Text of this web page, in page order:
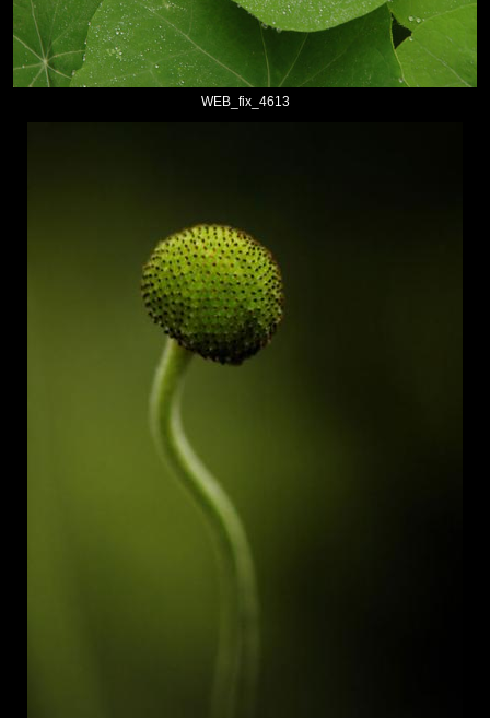
WEB_fix_4613